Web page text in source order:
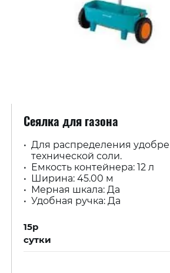
Сеялка для газона
Для распределения
технической соли.
Емкость контейнера: 12 л
Ширина: 45.00 м
Мерная шкала: Да
Удобная ручка: Да
15р
сутки